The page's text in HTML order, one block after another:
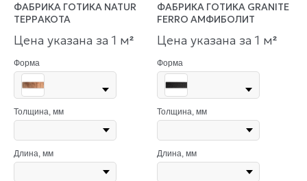
ФАБРИКА ГОТИКА NATUR
ТЕРРАКОТА
Цена указана за 1 м²
Форма
Толщина, мм
Длина, мм
ФАБРИКА ГОТИКА GRANITE
FERRO АМФИБОЛИТ
Цена указана за 1 м²
Форма
Толщина, мм
Длина, мм